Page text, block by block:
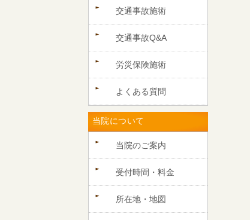
交通事故施術
交通事故Q&A
労災保険施術
よくある質問
当院について
当院のご案内
受付時間・料金
所在地・地図